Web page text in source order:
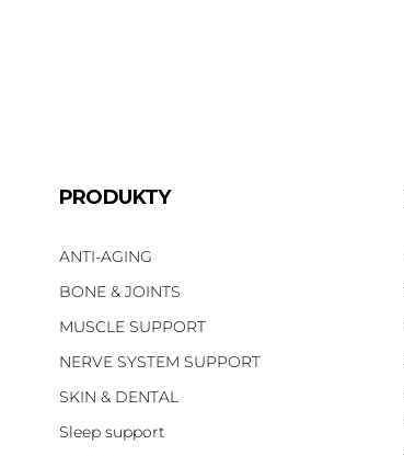
PRODUKTY
ANTI-AGING
BONE & JOINTS
MUSCLE SUPPORT
NERVE SYSTEM SUPPORT
SKIN & DENTAL
Sleep support